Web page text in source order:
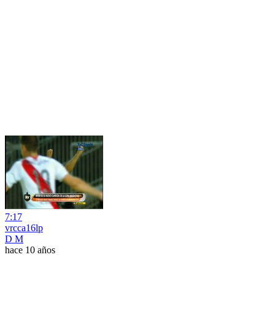
7:17
vrcca16lp
D M
hace 10 años